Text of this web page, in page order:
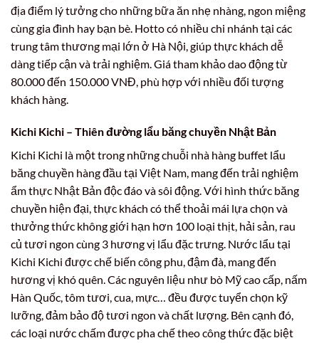
địa điểm lý tưởng cho những bữa ăn nhẹ nhàng, ngon miệng
cùng gia đình hay bạn bè. Hotto có nhiều chi nhánh tại các
trung tâm thương mại lớn ở Hà Nội, giúp thực khách dễ
dàng tiếp cận và trải nghiệm. Giá tham khảo dao động từ
80.000 đến 150.000 VNĐ, phù hợp với nhiều đối tượng
khách hàng.
Kichi Kichi – Thiên đường lẩu băng chuyền Nhật Bản
Kichi Kichi là một trong những chuỗi nhà hàng buffet lẩu
băng chuyền hàng đầu tại Việt Nam, mang đến trải nghiệm
ẩm thực Nhật Bản độc đáo và sôi động. Với hình thức băng
chuyền hiện đại, thực khách có thể thoải mái lựa chọn và
thưởng thức không giới hạn hơn 100 loại thịt, hải sản, rau
củ tươi ngon cùng 3 hương vị lẩu đặc trưng. Nước lẩu tại
Kichi Kichi được chế biến công phu, đậm đà, mang đến
hương vị khó quên. Các nguyên liệu như bò Mỹ cao cấp, nấm
Hàn Quốc, tôm tươi, cua, mực… đều được tuyển chọn kỹ
lưỡng, đảm bảo độ tươi ngon và chất lượng. Bên cạnh đó,
các loại nước chấm được pha chế theo công thức đặc biệt